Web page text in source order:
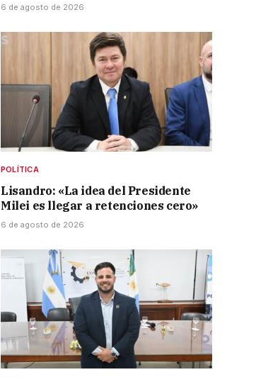
6 de agosto de 2026
POLÍTICA
Lisandro: «La idea del Presidente
Milei es llegar a retenciones cero»
6 de agosto de 2026